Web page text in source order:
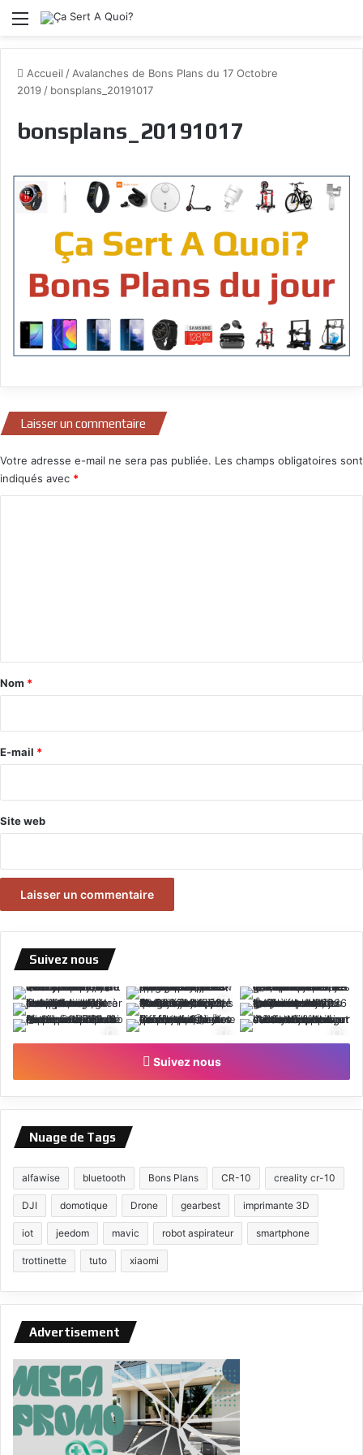
Menu
Accueil / Avalanches de Bons Plans du 17 Octobre
2019 / bonsplans_20191017
bonsplans_20191017
Laisser un commentaire
Votre adresse e-mail ne sera pas publiée. Les champs obligatoires sont
indiqués avec *
a
e
Nom *
E-mail *
Site web
Suivez nous
Suivez nous
Nuage de Tags
alfawise bluetooth Bons Plans CR-10 creality cr-10
DJI domotique Drone gearbest imprimante 3D
iot jeedom mavic robot aspirateur smartphone
trottinette tuto xiaomi
Advertisement